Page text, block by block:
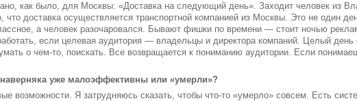
как было, для Москвы: «Доставка на следующий день». Заходит человек из
что доставка осуществляется транспортной компанией из Москвы. Это не один
а человек разочаровался. Бывают фишки по времени — стоит ночью
если целевая аудитория — владельцы и директора компаний. Целый день
о чем-то, поискать. Все возвращается к пониманию аудитории. Если
уже малоэффективны или «умерли»?
возможности. Я затрудняюсь сказать, чтобы что-то «умерло» совсем. Есть